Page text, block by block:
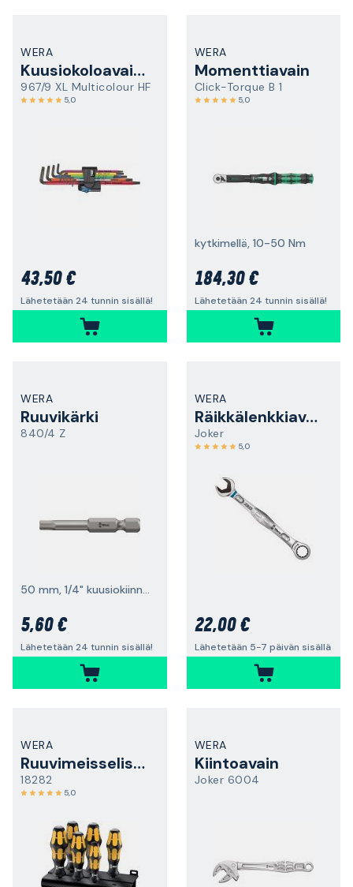
WERA
Kuusiokoloavainsarja
967/9 XL Multicolour HF
5,0
43,50 €
Lähetetään 24 tunnin sisällä!
WERA
Momenttiavain
Click-Torque B 1
5,0
kytkimellä, 10-50 Nm
184,30 €
Lähetetään 24 tunnin sisällä!
WERA
Ruuvikärki
840/4 Z
50 mm, 1/4" kuusiokiinnitys
5,60 €
Lähetetään 24 tunnin sisällä!
WERA
Räikkälenkkiavain
Joker
5,0
22,00 €
Lähetetään 5-7 päivän sisällä
WERA
Ruuvimeisselisarja
18282
5,0
WERA
Kiintoavain
Joker 6004